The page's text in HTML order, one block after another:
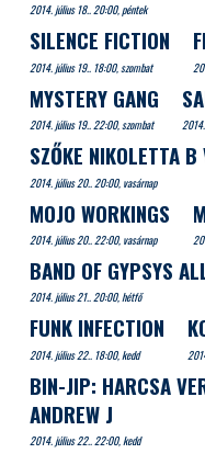
2014. július 18.. 20:00, péntek
SILENCE FICTION
2014. július 19.. 18:00, szombat
MYSTERY GANG
2014. július 19.. 22:00, szombat
SZŐKE NIKOLETTA
2014. július 20.. 20:00, vasárnap
MOJO WORKINGS
2014. július 20.. 22:00, vasárnap
BAND OF GYPSYS
2014. július 21.. 20:00, hétfő
FUNK INFECTION
2014. július 22.. 18:00, kedd
BIN-JIP: HARCSA
ANDREW J
2014. július 22.. 22:00, kedd